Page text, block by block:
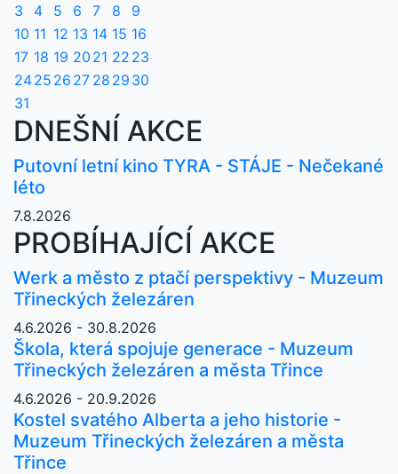
3
4 5 6 7 8
9
10 11 12 13 14 15 16
17 18 19 20 21 22 23
2425 26 27 28 29 30
31
DNEŠNÍ AKCE
Putovní letní kino TYRA - STÁJE - Nečekané
léto
7.8.2026
PROBÍHAJÍCÍ AKCE
Werk a město z ptačí perspektivy - Muzeum
Třineckých železáren
4.6.2026 - 30.8.2026
Škola, která spojuje generace - Muzeum
Třineckých železáren a města Třince
4.6.2026 - 20.9.2026
Kostel svatého Alberta a jeho historie -
Muzeum Třineckých železáren a města
Třince